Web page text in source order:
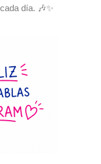
día. 🎶✨